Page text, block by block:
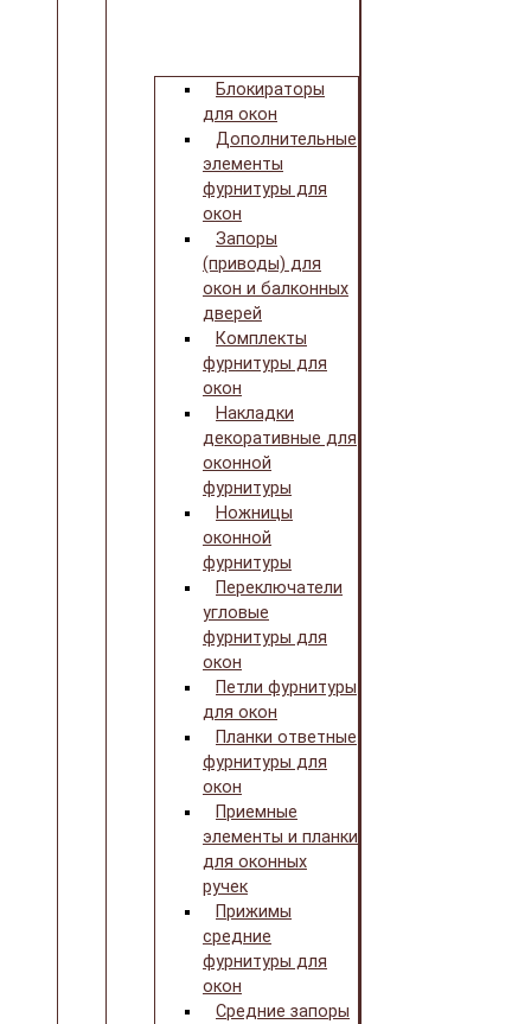
Блокираторы
для окон
Дополнительные
элементы
фурнитуры для
окон
Запоры
(приводы) для
окон и балконных
дверей
Комплекты
фурнитуры для
окон
Накладки
декоративные для
оконной
фурнитуры
Ножницы
оконной
фурнитуры
Переключатели
угловые
фурнитуры для
окон
Петли фурнитуры
для окон
Планки ответные
фурнитуры для
окон
Приемные
элементы и планки
для оконных
ручек
Прижимы
средние
фурнитуры для
окон
Средние запоры